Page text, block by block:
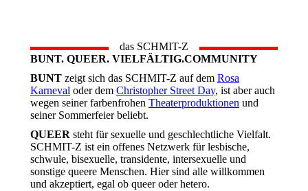
das SCHMIT-Z
BUNT. QUEER. VIELFÄLTIG.COMMUNITY
BUNT zeigt sich das SCHMIT-Z auf dem Rosa
Karneval oder dem Christopher Street Day, ist aber auch
wegen seiner farbenfrohen Theaterproduktionen und
seiner Sommerfeier beliebt.
QUEER steht für sexuelle und geschlechtliche Vielfalt.
SCHMIT-Z ist ein offenes Netzwerk für lesbische,
schwule, bisexuelle, transidente, intersexuelle und
sonstige queere Menschen. Hier sind alle willkommen
und akzeptiert, egal ob queer oder hetero.